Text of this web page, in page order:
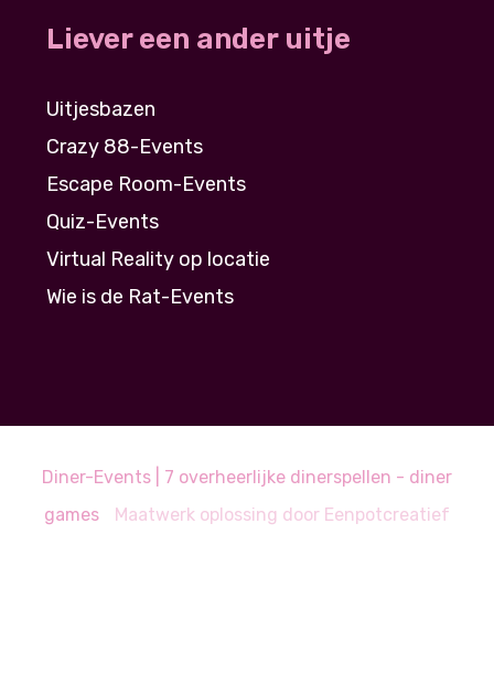
Liever een ander uitje
Uitjesbazen
Crazy 88-Events
Escape Room-Events
Quiz-Events
Virtual Reality op locatie
Wie is de Rat-Events
Diner-Events | 7 overheerlijke dinerspellen - diner
games
Maatwerk oplossing door Eenpotcreatief